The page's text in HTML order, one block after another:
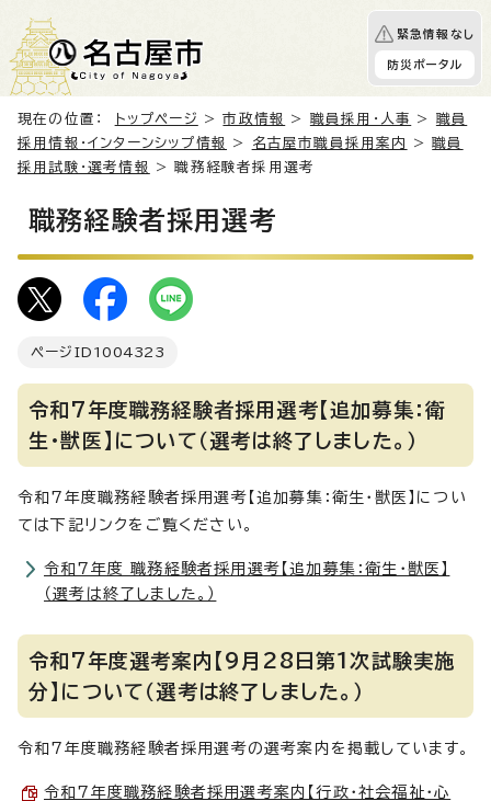
緊急情報なし
防災ポータル
現在の位置： トップページ >市政情報 > 職員採用・人事 > 職員
採用情報・インターンシップ情報
> 名古屋市職員採用案内 >職員
採用試験・選考情報
> 職務経験者採用選考
職務経験者採用選考
ページID 1004323
令和7年度職務経験者採用選考【追加募集：衛
生・獣医】について（選考は終了しました。）
令和7年度職務経験者採用選考【追加募集：衛生・獣医】につい
ては下記リンクをご覧ください。
令和7年度 職務経験者採用選考【追加募集：衛生・獣医】
（選考は終了しました。）
令和7年度選考案内【9月28日第1次試験実施
分】について（選考は終了しました。）
令和7年度職務経験者採用選考の選考案内を掲載しています。
令和7年度職務経験者採用選考案内【行政・社会福祉・心